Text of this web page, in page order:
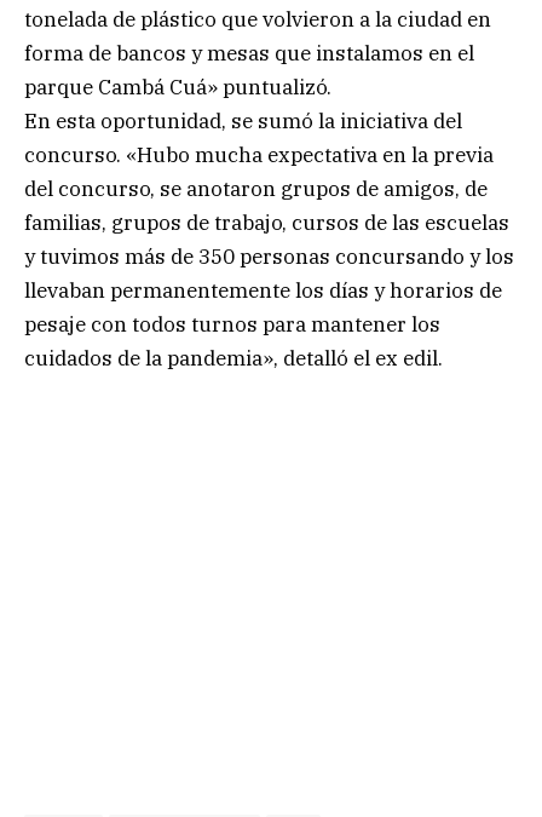
tonelada de plástico que volvieron a la ciudad en
forma de bancos y mesas que instalamos en el
parque Cambá Cuá» puntualizó.
En esta oportunidad, se sumó la iniciativa del
concurso. «Hubo mucha expectativa en la previa
del concurso, se anotaron grupos de amigos, de
familias, grupos de trabajo, cursos de las escuelas
y tuvimos más de 350 personas concursando y los
llevaban permanentemente los días y horarios de
pesaje con todos turnos para mantener los
cuidados de la pandemia», detalló el ex edil.